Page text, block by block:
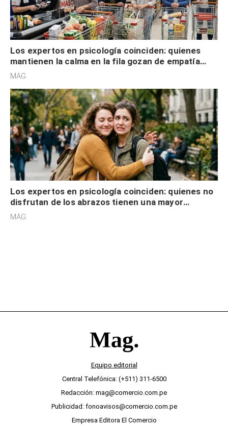
Los expertos en psicología coinciden: quienes
mantienen la calma en la fila gozan de empatía
cognitiva, gratitud y no solo tienen autocontrol
MAG.
Los expertos en psicología coinciden: quienes no
disfrutan de los abrazos tienen una mayor
sensibilidad a los estímulos físicos y no es por
MAG.
Equipo editorial
Central Telefónica: (+511) 311-6500
Redacción: mag@comercio.com.pe
Publicidad: fonoavisos@comercio.com.pe
Empresa Editora El Comercio